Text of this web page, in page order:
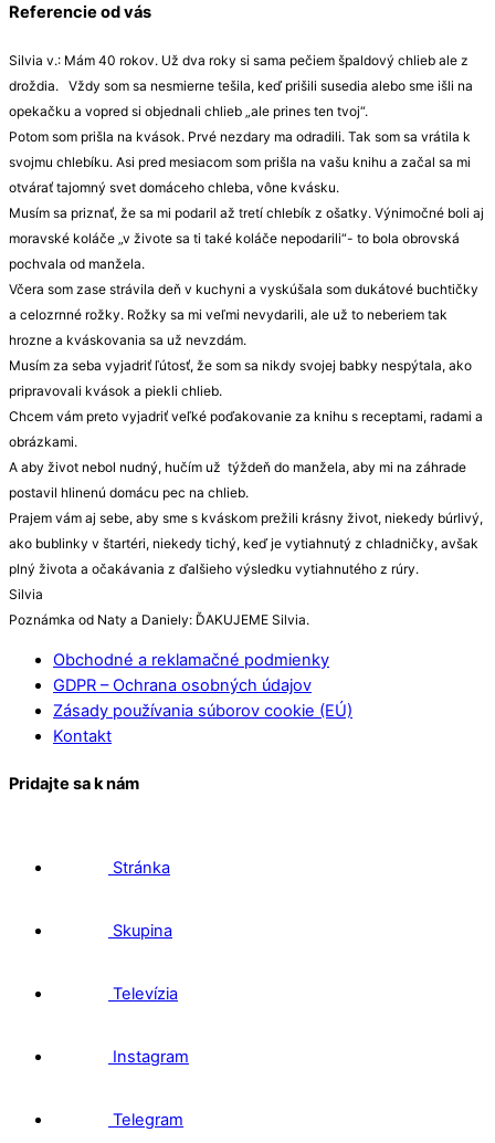
Referencie od vás
Silvia v.: Mám 40 rokov. Už dva roky si sama pečiem špaldový chlieb ale z
droždia. Vždy som sa nesmierne tešila, keď prišili susedia alebo sme išli na
opekačku a vopred si objednali chlieb „ale prines ten tvoj“.
Potom som prišla na kvások. Prvé nezdary ma odradili. Tak som sa vrátila k
svojmu chlebíku. Asi pred mesiacom som prišla na vašu knihu a začal sa mi
otvárať tajomný svet domáceho chleba, vône kvásku.
Musím sa priznať, že sa mi podaril až tretí chlebík z ošatky. Výnimočné boli aj
moravské koláče „v živote sa ti také koláče nepodarili“- to bola obrovská
pochvala od manžela.
Včera som zase strávila deň v kuchyni a vyskúšala som dukátové buchtičky
a celozrnné rožky. Rožky sa mi veľmi nevydarili, ale už to neberiem tak
hrozne a kváskovania sa už nevzdám.
Musím za seba vyjadriť ľútosť, že som sa nikdy svojej babky nespýtala, ako
pripravovali kvások a piekli chlieb.
Chcem vám preto vyjadriť veľké poďakovanie za knihu s receptami, radami a
obrázkami.
A aby život nebol nudný, hučím už týždeň do manžela, aby mi na záhrade
postavil hlinenú domácu pec na chlieb.
Prajem vám aj sebe, aby sme s kváskom prežili krásny život, niekedy búrlivý,
ako bublinky v štartéri, niekedy tichý, keď je vytiahnutý z chladničky, avšak
plný života a očakávania z ďalšieho výsledku vytiahnutého z rúry.
Silvia
Poznámka od Naty a Daniely: ĎAKUJEME Silvia.
Obchodné a reklamačné podmienky
GDPR – Ochrana osobných údajov
Zásady používania súborov cookie (EÚ)
Kontakt
Pridajte sa k nám
Stránka
Skupina
Televízia
Instagram
Telegram